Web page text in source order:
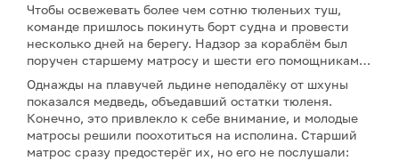
Чтобы освежевать более чем сотню тюленьих туш,
команде пришлось покинуть борт судна и провести
несколько дней на берегу. Надзор за кораблём был
поручен старшему матросу и шести его помощникам…
Однажды на плавучей льдине неподалёку от шхуны
показался медведь, объедавший остатки тюленя.
Конечно, это привлекло к себе внимание, и молодые
матросы решили поохотиться на исполина. Старший
матрос сразу предостерёг их, но его не послушали: